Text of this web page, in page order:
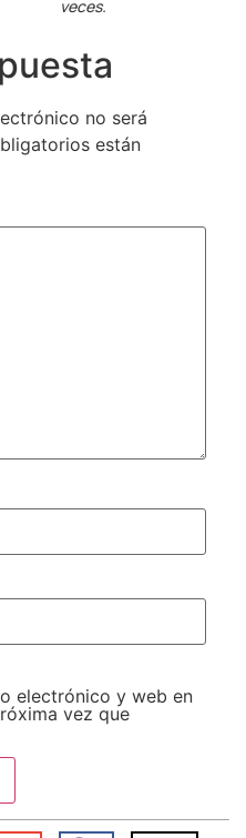
veces.
no será
están
electrónico y web en
vez que